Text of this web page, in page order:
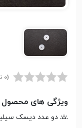
(0 نظر )
ویژگی های محصول
دو عدد دیسک